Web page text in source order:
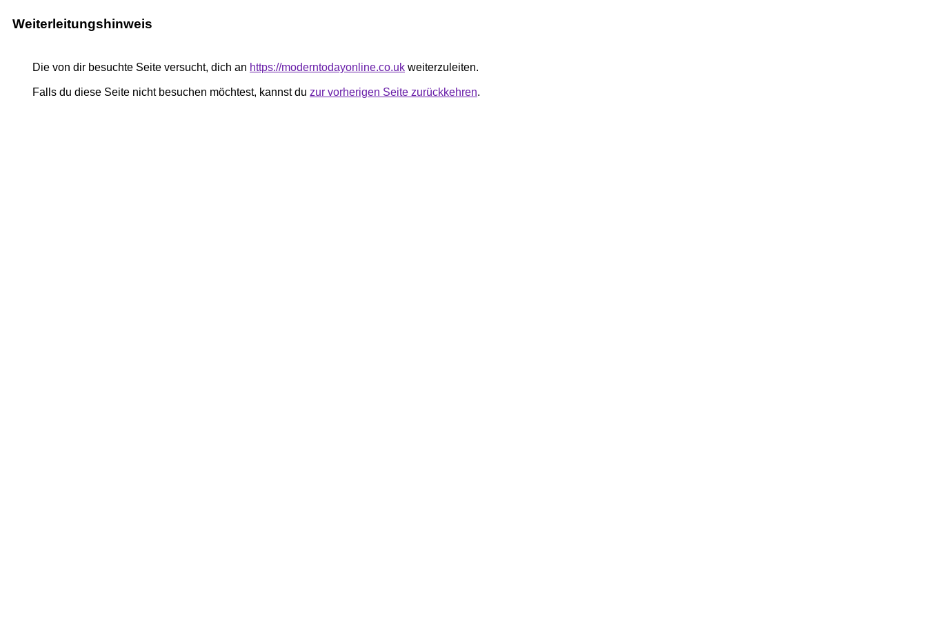
Weiterleitungshinweis
Die von dir besuchte Seite versucht, dich an https://moderntodayonline.co.uk weiterzuleiten.
Falls du diese Seite nicht besuchen möchtest, kannst du zur vorherigen Seite zurückkehren.